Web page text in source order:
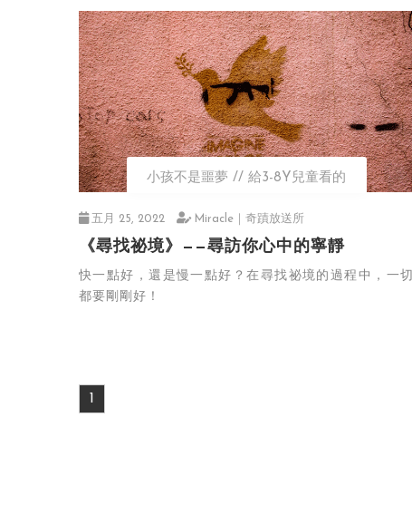
小孩不是噩夢 給3-8Y兒童看的
五月 25, 2022 Miracle｜奇蹟放送所
《尋找祕境》——尋訪你心中的寧靜
快一點好，還是慢一點好？在尋找祕境的過程中，一切
都要剛剛好！
1